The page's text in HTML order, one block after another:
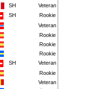
SH
Veteran
SH
Rookie
Veteran
Rookie
Rookie
Rookie
SH
Veteran
Rookie
Veteran